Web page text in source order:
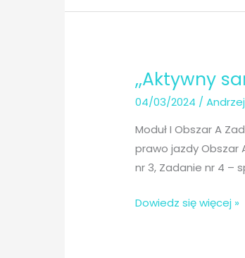
roku
,,Aktywny
04/03/2024 /
Moduł I Obszar A
prawo jazdy Obszar
nr 3, Zadanie nr 4 –
,,Aktywny
Dowiedz się więcej »